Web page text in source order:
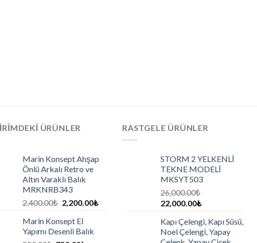
ÜRÜNLER
Marin Konsept Ahşap
Önlü Arkalı Retro ve
Altın Varaklı Balık
MRKNRB343
2,400.00₺ 2,200.00₺
Marin Konsept El
Yapımı Desenli Balık
RASTGELE ÜRÜNLER
STORM 2 YELKENLİ
TEKNE MODELİ
MKSYT503
26,000.00₺
22,000.00₺
Kapı Çelengi, Kapı Süsü,
Noel Çelengi, Yapay